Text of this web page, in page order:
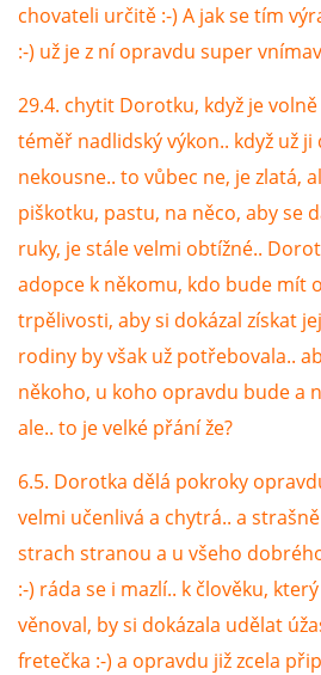
chovateli určitě :-) A jak se tím
:-) už je z ní opravdu super
29.4. chytit Dorotku, když je
téměř nadlidský výkon.. když už ji
nekousne.. to vůbec ne, je zlatá,
piškotku, pastu, na něco, aby se
ruky, je stále velmi obtížné..
adopce k někomu, kdo bude mít
trpělivosti, aby si dokázal získat
rodiny by však už potřebovala..
někoho, u koho opravdu bude a
ale.. to je velké přání že?
6.5. Dorotka dělá pokroky
velmi učenlivá a chytrá.. a
strach stranou a u všeho
:-) ráda se i mazlí.. k člověku,
věnoval, by si dokázala udělat
fretečka :-) a opravdu již zcela